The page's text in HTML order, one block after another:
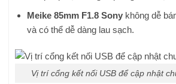
Meike 85mm F1.8 Sonykhông dễ
và có thể dễ dàng lau sạch.
Vị trí cổng kết nối USB để cập nhật